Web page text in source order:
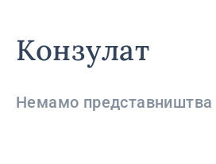
Конзулат
Немамо представништва